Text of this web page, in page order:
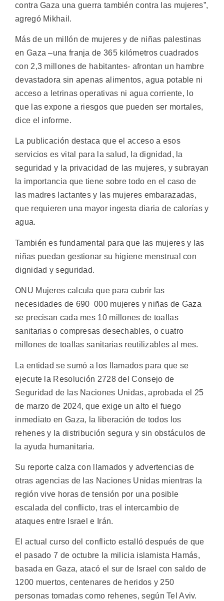
contra Gaza una guerra también contra las mujeres”,
agregó Mikhail.
Más de un millón de mujeres y de niñas palestinas
en Gaza –una franja de 365 kilómetros cuadrados
con 2,3 millones de habitantes- afrontan un hambre
devastadora sin apenas alimentos, agua potable ni
acceso a letrinas operativas ni agua corriente, lo
que las expone a riesgos que pueden ser mortales,
dice el informe.
La publicación destaca que el acceso a esos
servicios es vital para la salud, la dignidad, la
seguridad y la privacidad de las mujeres, y subrayan
la importancia que tiene sobre todo en el caso de
las madres lactantes y las mujeres embarazadas,
que requieren una mayor ingesta diaria de calorías y
agua.
También es fundamental para que las mujeres y las
niñas puedan gestionar su higiene menstrual con
dignidad y seguridad.
ONU Mujeres calcula que para cubrir las
necesidades de 690 000 mujeres y niñas de Gaza
se precisan cada mes 10 millones de toallas
sanitarias o compresas desechables, o cuatro
millones de toallas sanitarias reutilizables al mes.
La entidad se sumó a los llamados para que se
ejecute la Resolución 2728 del Consejo de
Seguridad de las Naciones Unidas, aprobada el 25
de marzo de 2024, que exige un alto el fuego
inmediato en Gaza, la liberación de todos los
rehenes y la distribución segura y sin obstáculos de
la ayuda humanitaria.
Su reporte calza con llamados y advertencias de
otras agencias de las Naciones Unidas mientras la
región vive horas de tensión por una posible
escalada del conflicto, tras el intercambio de
ataques entre Israel e Irán.
El actual curso del conflicto estalló después de que
el pasado 7 de octubre la milicia islamista Hamás,
basada en Gaza, atacó el sur de Israel con saldo de
1200 muertos, centenares de heridos y 250
personas tomadas como rehenes, según Tel Aviv.